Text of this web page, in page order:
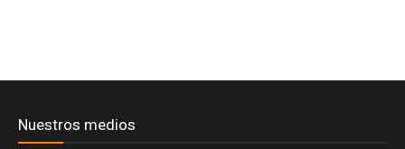
Nuestros medios